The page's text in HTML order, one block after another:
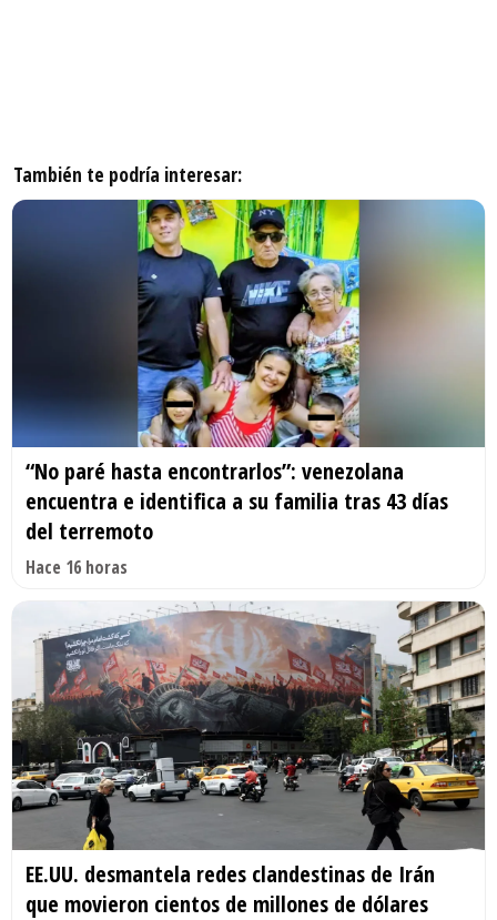
También te podría interesar:
“No paré hasta encontrarlos”: venezolana
encuentra e identifica a su familia tras 43 días
del terremoto
Hace 16 horas
EE.UU. desmantela redes clandestinas de Irán
que movieron cientos de millones de dólares